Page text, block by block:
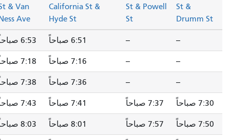
St &
Drumm St
St & Powell
St
California St &
Hyde St
St & Van
Ness Ave
6:51 صباحاً 6:53 صباحاً
7:16 صباحاً 7:18 صباحاً
7:36 صباحاً 7:38 صباحاً
7:30 صباحاً 7:37 صباحاً 7:41 صباحاً 7:43 صباحاً
7:50 صباحاً 7:57 صباحاً 8:01 صباحاً 8:03 صباحاً